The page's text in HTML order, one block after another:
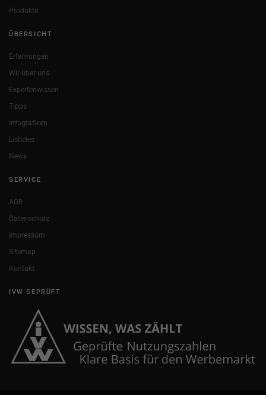
Produkte
ÜBERSICHT
Erfahrungen
Wir über uns
Expertenwissen
Tipps
Infografiken
Listicles
News
SERVICE
AGB
Datenschutz
Impressum
Sitemap
Kontakt
IVW GEPRÜFT